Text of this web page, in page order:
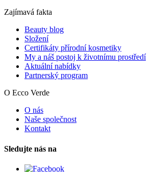
Zajímavá fakta
Beauty blog
Složení
Certifikáty přírodní kosmetiky
My a náš postoj k životnímu prostředí
Aktuální nabídky
Partnerský program
O Ecco Verde
O nás
Naše společnost
Kontakt
Sledujte nás na